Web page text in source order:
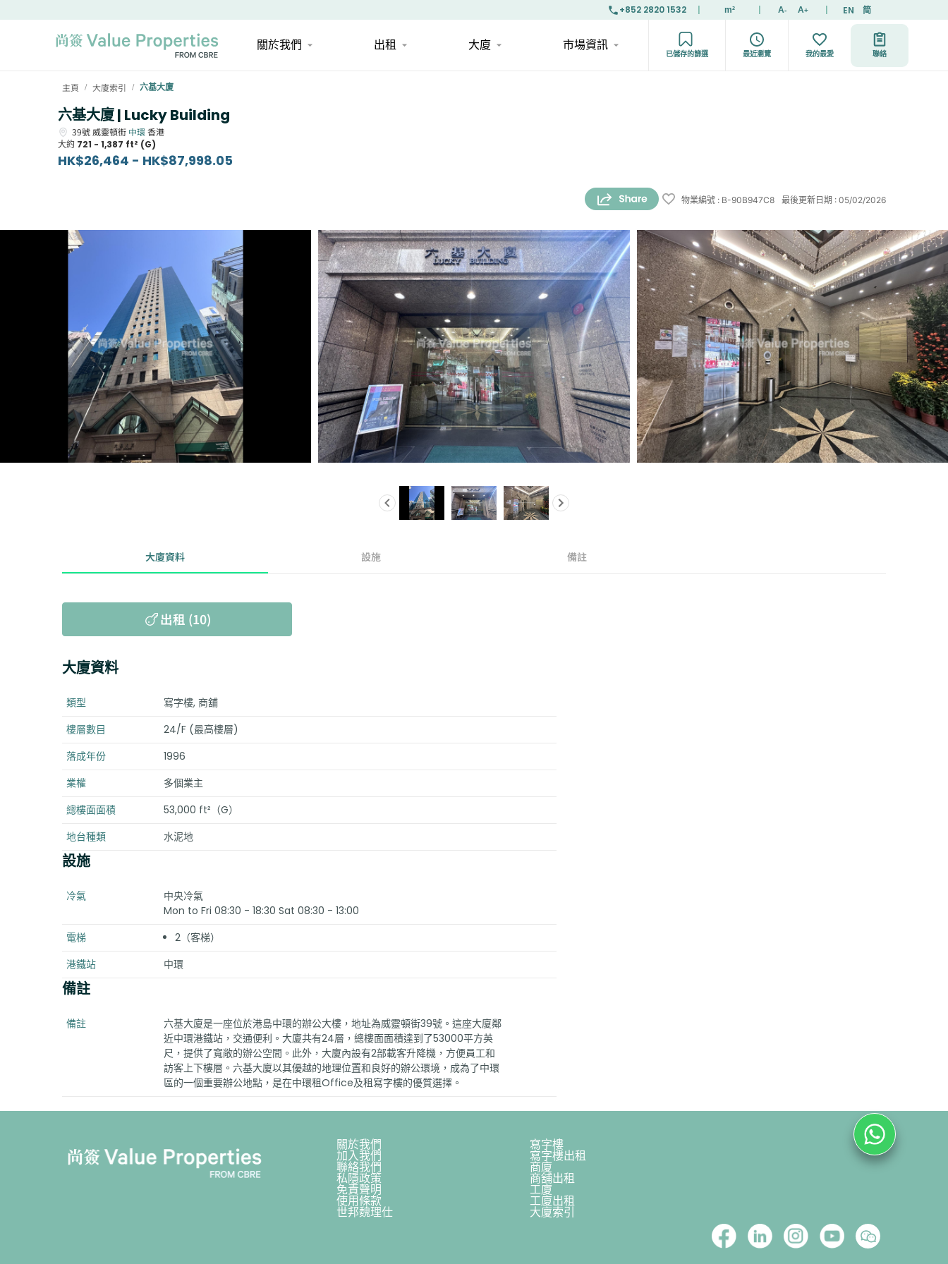
+852 2820 1532 m² A- A+ EN 简
關於我們 出租 大廈 市場資訊
已儲存的篩選 最近瀏覽 我的最愛 聯絡
主頁 / 大廈索引 / 六基大廈
六基大廈 | Lucky Building
39號 威靈頓街 中環香港
大約 721 - 1,387 ft² (G)
HK$26,464 - HK$87,998.05
物業編號 : B-90B947C8 最後更新日期 : 05/02/2026
大廈資料 設施 備註
出租 (10)
大廈資料
類型
寫字樓, 商舖
樓層數目
24/F (最高樓層)
落成年份
1996
業權
多個業主
總樓面面積
53,000 ft²（G）
地台種類
水泥地
設施
冷氣
中央冷氣
Mon to Fri 08:30 - 18:30 Sat 08:30 - 13:00
電梯
2（客梯）
港鐵站
中環
備註
備註
六基大廈是一座位於港島中環的辦公大樓，地址為威靈頓街39號。這座大廈鄰
近中環港鐵站，交通便利。大廈共有24層，總樓面面積達到了53000平方英
尺，提供了寬敞的辦公空間。此外，大廈內設有2部載客升降機，方便員工和
訪客上下樓層。六基大廈以其優越的地理位置和良好的辦公環境，成為了中環
區的一個重要辦公地點，是在中環租Office及租寫字樓的優質選擇。
關於我們 寫字樓
加入我們 寫字樓出租
聯絡我們 商廈
私隱政策 商舖出租
免責聲明 工廈
使用條款 工廈出租
世邦魏理仕 大廈索引